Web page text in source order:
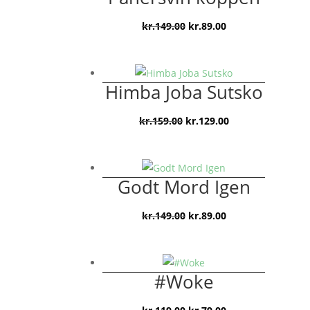
kr.149.00 Den
var:
kr.149.00.
kr.89.00Den
er:
kr.89.00.
Himba Joba Sutsko
kr.159.00 Den
var:
kr.159.00.
kr.129.00Den
er:
kr.129.00.
Godt Mord Igen
kr.149.00 Den
var:
kr.149.00.
kr.89.00Den
er:
#Woke